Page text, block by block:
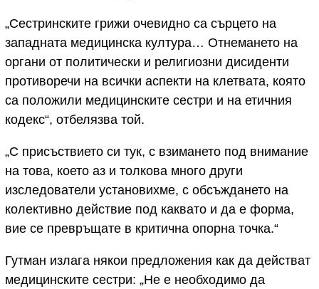
„Сестринските грижи очевидно са сърцето на
западната медицинска култура… Отнемането на
органи от политически и религиозни дисиденти
противоречи на всички аспекти на клетвата, която
са положили медицинските сестри и на етичния
кодекс“, отбелязва той.
„С присъствието си тук, с взимането под внимание
на това, което аз и толкова много други
изследователи установихме, с обсъждането на
колективно действие под каквато и да е форма,
вие се превръщате в критична опорна точка.“
Гутман излага някои предложения как да действат
медицинските сестри: „Не е необходимо да